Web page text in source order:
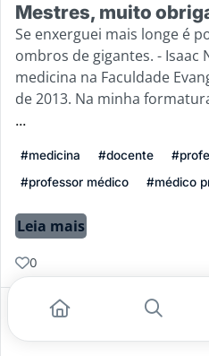
Mestres, muito
Se enxerguei mais longe é
ombros de gigantes. - Isaac
medicina na Faculdade
de 2013. Na minha
...
#medicina #docente
#professor médico
#médico
Leia mais
0